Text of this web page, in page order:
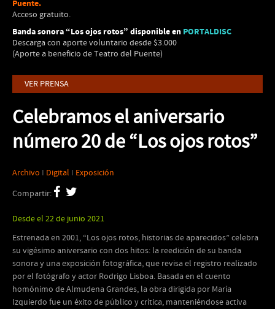
Puente.
Acceso gratuito.
Banda sonora “Los ojos rotos” disponible en PORTALDISC
Descarga con aporte voluntario desde $3.000
(Aporte a beneficio de Teatro del Puente)
VER PRENSA
Celebramos el aniversario
número 20 de “Los ojos rotos”
Archivo I Digital I Exposición
Compartir:
Desde el 22 de junio 2021
Estrenada en 2001, “Los ojos rotos, historias de aparecidos” celebra
su vigésimo aniversario con dos hitos: la reedición de su banda
sonora y una exposición fotográfica, que revisa el registro realizado
por el fotógrafo y actor Rodrigo Lisboa. Basada en el cuento
homónimo de Almudena Grandes, la obra dirigida por María
Izquierdo fue un éxito de público y crítica, manteniéndose activa